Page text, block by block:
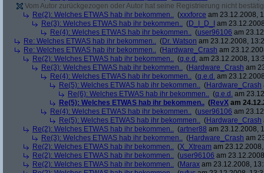
Vom Autor zurückgezogen oder Autor hat seine Registrierung nicht
Re(2): Welches ETWAS hab ihr bekommen.. (xxxforce am 23.12.2008,
Re(3): Welches ETWAS hab ihr bekommen.. (D_I_D_I
am
Re(4): Welches ETWAS hab ihr bekommen.. (user96106 am
Re: Welches ETWAS hab ihr bekommen.. (Dr. Watson am 23.12.2008,
Re: Welches ETWAS hab ihr bekommen.. (Hardware_Crash am
Re(2): Welches ETWAS hab ihr bekommen.. (q.e.d. am 23.12.2008,
Re(3): Welches ETWAS hab ihr bekommen.. (Hardware_Crash am
Re(4): Welches ETWAS hab ihr bekommen.. (q.e.d. am
Re(5): Welches ETWAS hab ihr bekommen.. (Hardware_Crash
Re(6): Welches ETWAS hab ihr bekommen.. (q.e.d. am
Re(5): Welches ETWAS hab ihr bekommen.. (RevX am
Re(4): Welches ETWAS hab ihr bekommen.. (user96106 am
Re(5): Welches ETWAS hab ihr bekommen.. (Hardware_Crash
Re(2): Welches ETWAS hab ihr bekommen.. (artner88 am 23.12.2008,
Re(3): Welches ETWAS hab ihr bekommen.. (Hardware_Crash am
Re(2): Welches ETWAS hab ihr bekommen.. (X_Xtream am
Re(2): Welches ETWAS hab ihr bekommen.. (user96106 am
Re(2): Welches ETWAS hab ihr bekommen.. (Marax am 23.12.2008,